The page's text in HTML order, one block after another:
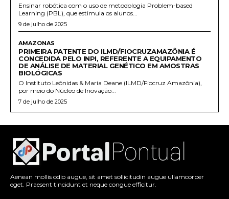
Ensinar robótica com o uso de metodologia Problem-based
Learning (PBL), que estimula os alunos...
9 de julho de 2025
AMAZONAS
PRIMEIRA PATENTE DO ILMD/FIOCRUZAMAZÔNIA É
CONCEDIDA PELO INPI, REFERENTE A EQUIPAMENTO
DE ANÁLISE DE MATERIAL GENÉTICO EM AMOSTRAS
BIOLÓGICAS
O Instituto Leônidas & Maria Deane (ILMD/Fiocruz Amazônia),
por meio do Núcleo de Inovação...
7 de julho de 2025
Aenean mollis odio augue, sit amet sollicitudin augue ullamcorper
eget. Praesent tincidunt et neque congue efficitur.